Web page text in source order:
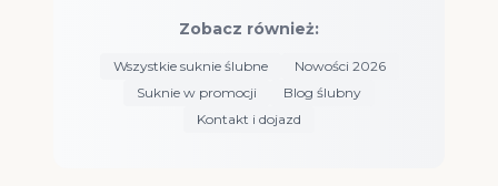
Zobacz również:
Wszystkie suknie ślubne
Nowości 2026
Suknie w promocji
Blog ślubny
Kontakt i dojazd